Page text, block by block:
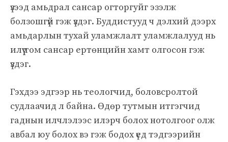
үзээд амьдрал сансар огторгуйг эзэлж
болзошгүй гэж үздэг. Буддистууд ч дэлхий дээрх
амьдарлын тухай уламжлалт уламжлалууд нь
илүү том сансар ертөнцийн хамт олгосон гэж
үздэг.
Гэхдээ эдгээр нь теологчид, боловсролтой
судлаачид л байна. Өдөр тутмын итгэгчид
гаднын илчлэлээс илэрч болох нотолгоог олж
авбал юу болох вэ гэж бодох үед тэдгээрийн